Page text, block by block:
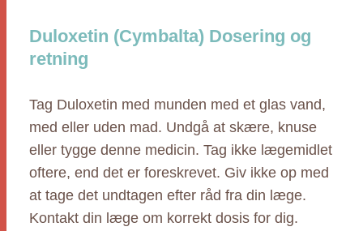
Duloxetin (Cymbalta) Dosering og
retning
Tag Duloxetin med munden med et glas vand,
med eller uden mad. Undgå at skære, knuse
eller tygge denne medicin. Tag ikke lægemidlet
oftere, end det er foreskrevet. Giv ikke op med
at tage det undtagen efter råd fra din læge.
Kontakt din læge om korrekt dosis for dig.